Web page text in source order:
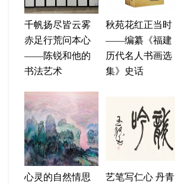
千帆扬尽皆云雾
赤足行荒问本心
——陈锐和他的
书法艺术
秋苑花红正当时
——编纂《福建
历代名人书画选
集》史话
心灵的自然情思
艺笔写仁心 丹青